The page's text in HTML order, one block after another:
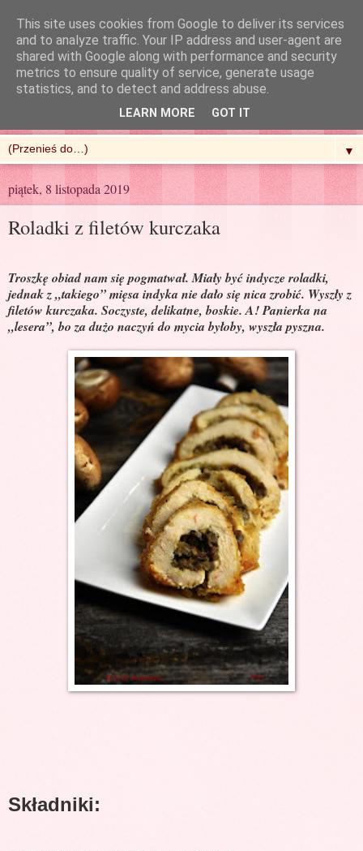
R'n'G Kitchen
▼
piątek, 8 listopada 2019
Roladki z filetów kurczaka
Troszkę obiad nam się pogmatwał. Miały być indycze roladki,
jednak z „takiego” mięsa indyka nie dało się nica zrobić. Wyszły z
filetów kurczaka. Soczyste, delikatne, boskie. A! Panierka na
„lesera”, bo za dużo naczyń do mycia byłoby, wyszła pyszna.
Składniki:
This site uses cookies from Google to deliver its services
and to analyze traffic. Your IP address and user-agent are
shared with Google along with performance and security
metrics to ensure quality of service, generate usage
statistics, and to detect and address abuse.
LEARN MORE GOT IT